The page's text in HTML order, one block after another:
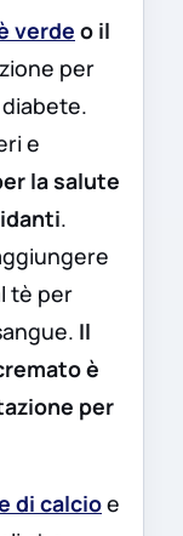
verde o il
per
e
la salute
.
tè per
Il
è
per
di calcioe